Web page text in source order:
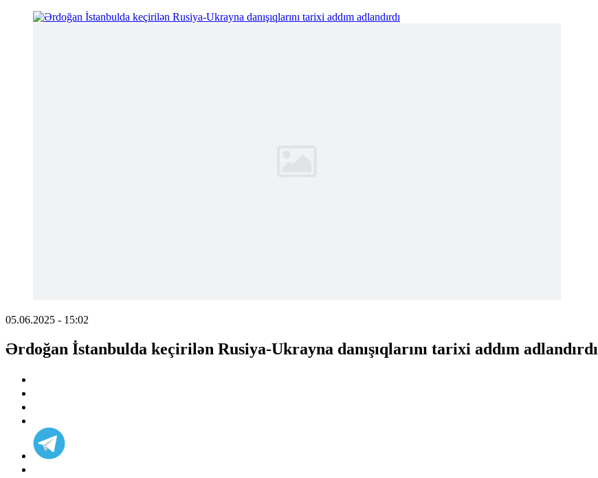
05.06.2025 - 15:02
Ərdoğan İstanbulda keçirilən Rusiya-Ukrayna danışıqlarını tarixi addım adlandırdı